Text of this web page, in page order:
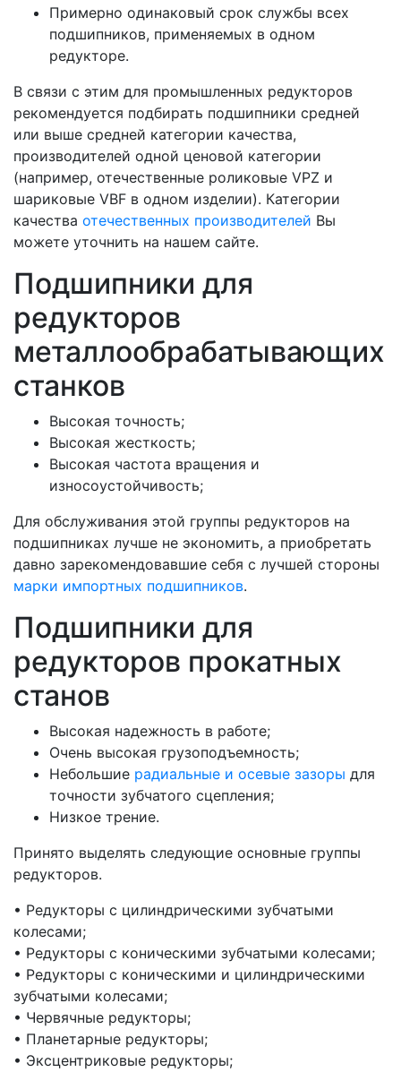
Примерно одинаковый срок службы всех
подшипников, применяемых в одном
редукторе.
В связи с этим для промышленных редукторов
рекомендуется подбирать подшипники средней
или выше средней категории качества,
производителей одной ценовой категории
(например, отечественные роликовые VPZ и
шариковые VBF в одном изделии). Категории
качества отечественных производителей Вы
можете уточнить на нашем сайте.
Подшипники для
редукторов
металлообрабатывающих
станков
Высокая точность;
Высокая жесткость;
Высокая частота вращения и
износоустойчивость;
Для обслуживания этой группы редукторов на
подшипниках лучше не экономить, а приобретать
давно зарекомендовавшие себя с лучшей стороны
марки импортных подшипников.
Подшипники для
редукторов прокатных
станов
Высокая надежность в работе;
Очень высокая грузоподъемность;
Небольшие радиальные и осевые зазоры для
точности зубчатого сцепления;
Низкое трение.
Принято выделять следующие основные группы
редукторов.
• Редукторы с цилиндрическими зубчатыми
колесами;
• Редукторы с коническими зубчатыми колесами;
• Редукторы с коническими и цилиндрическими
зубчатыми колесами;
• Червячные редукторы;
• Планетарные редукторы;
• Эксцентриковые редукторы;